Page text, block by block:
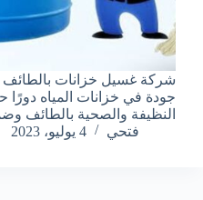
شركة غسيل خزانات بالطائف
جودة في خزانات المياه دورًا
النظيفة والصحية بالطائف
فتحي
4 يوليو، 2023